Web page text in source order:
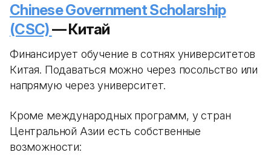
Chinese Government Scholarship
(CSC)— Китай
Финансирует обучение в сотнях университетов
Китая. Подаваться можно через посольство или
напрямую через университет.
Кроме международных программ, у стран
Центральной Азии есть собственные
возможности: